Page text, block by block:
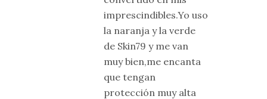
imprescindibles.Yo uso
la naranja y la verde
de Skin79 y me van
muy bien,me encanta
que tengan
protección muy alta